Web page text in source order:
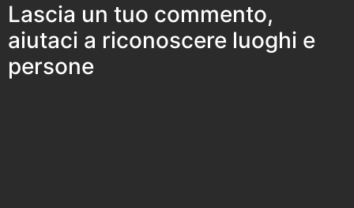
Lascia un tuo commento,
aiutaci a riconoscere luoghi e
persone